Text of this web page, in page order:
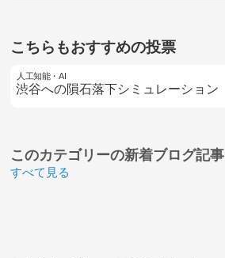
こちらもおすすめの投票
人工知能・AI
渋谷への隕石落下シミュレーション
このカテゴリーの新着ブログ記事
すべて見る